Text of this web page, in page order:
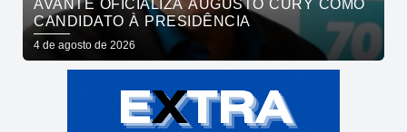
AVANTE OFICIALIZA AUGUSTO CURY COMO
CANDIDATO À PRESIDÊNCIA
4 de agosto de 2026